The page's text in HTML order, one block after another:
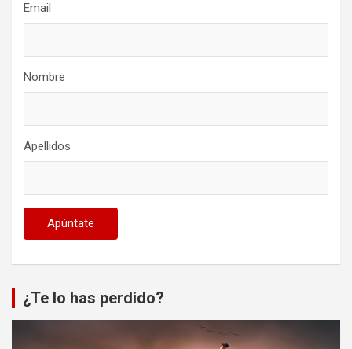
Email
Nombre
Apellidos
¿Te lo has perdido?